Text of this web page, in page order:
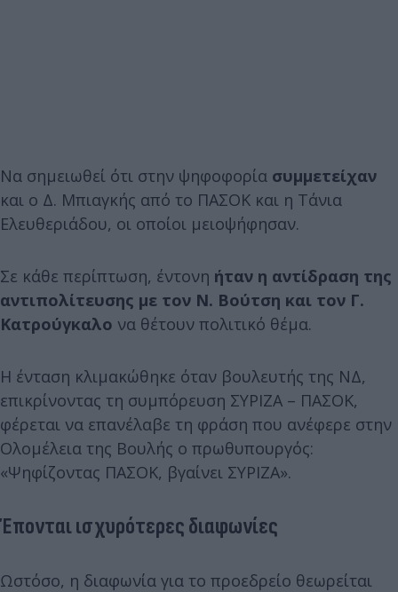
Να σημειωθεί ότι στην ψηφοφορία συμμετείχαν
και ο Δ. Μπιαγκής από το ΠΑΣΟΚ και η Τάνια
Ελευθεριάδου, οι οποίοι μειοψήφησαν.
Σε κάθε περίπτωση, έντονη ήταν η αντίδραση της
αντιπολίτευσης με τον Ν. Βούτση και τον Γ.
Κατρούγκαλο να θέτουν πολιτικό θέμα.
Η ένταση κλιμακώθηκε όταν βουλευτής της ΝΔ,
επικρίνοντας τη συμπόρευση ΣΥΡΙΖΑ – ΠΑΣΟΚ,
φέρεται να επανέλαβε τη φράση που ανέφερε στην
Ολομέλεια της Βουλής ο πρωθυπουργός:
«Ψηφίζοντας ΠΑΣΟΚ, βγαίνει ΣΥΡΙΖΑ».
Έπονται ισχυρότερες διαφωνίες
Ωστόσο, η διαφωνία για το προεδρείο θεωρείται